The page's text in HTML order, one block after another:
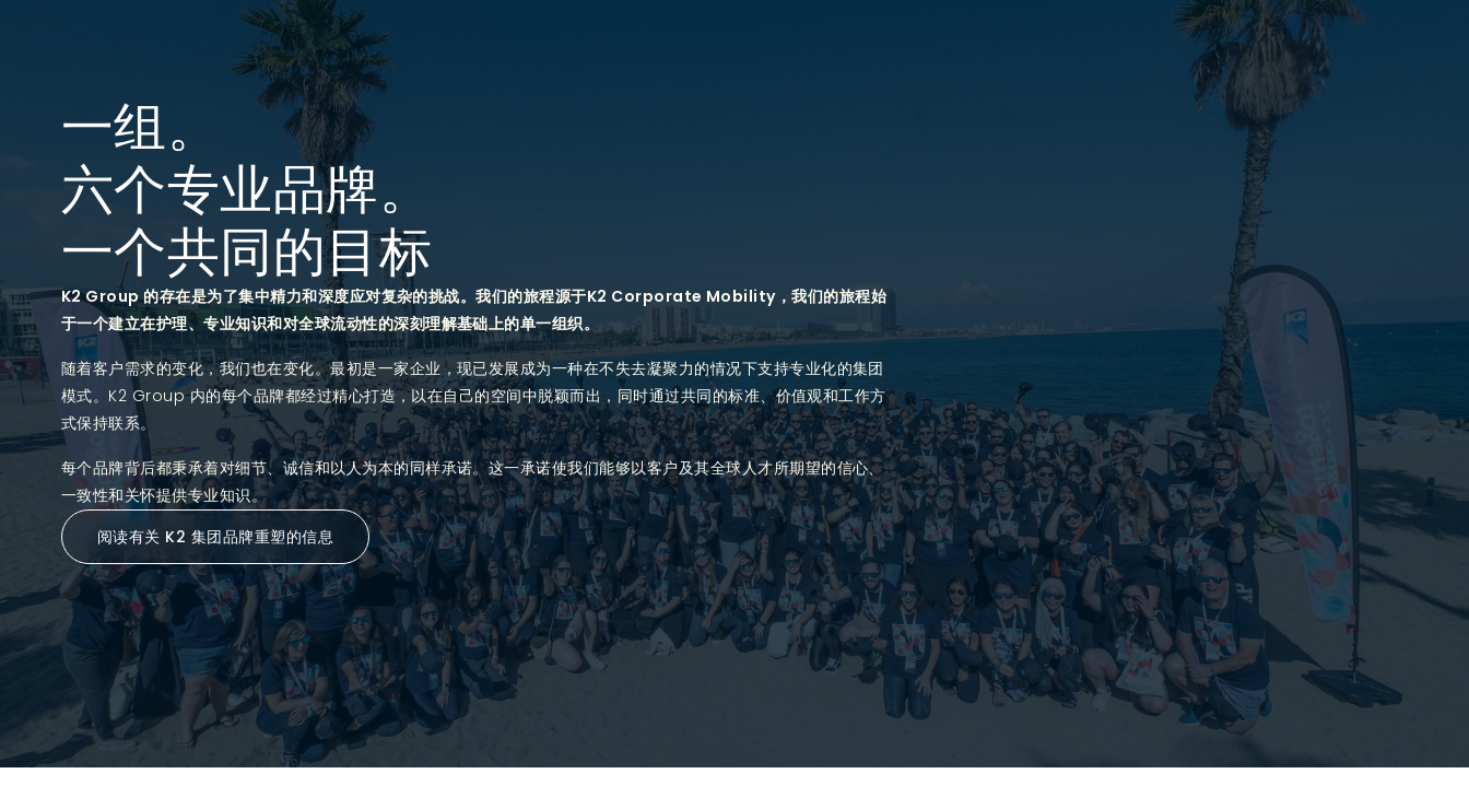
一组。
六个专业品牌。
一个共同的目标
K2 Group 的存在是为了集中精力和深度应对复杂的挑战。我们的旅程源于K2 Corporate Mobility，我们的旅程始
于一个建立在护理、专业知识和对全球流动性的深刻理解基础上的单一组织。
随着客户需求的变化，我们也在变化。最初是一家企业，现已发展成为一种在不失去凝聚力的情况下支持专业化的集团
模式。K2 Group 内的每个品牌都经过精心打造，以在自己的空间中脱颖而出，同时通过共同的标准、价值观和工作方
式保持联系。
每个品牌背后都秉承着对细节、诚信和以人为本的同样承诺。这一承诺使我们能够以客户及其全球人才所期望的信心、
一致性和关怀提供专业知识。
阅读有关 K2 集团品牌重塑的信息